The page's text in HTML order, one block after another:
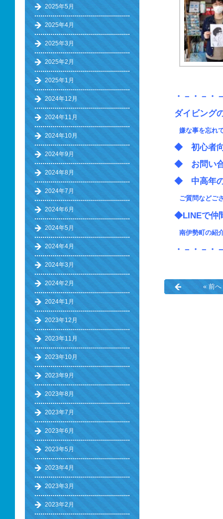
・－・－・
ダイビング
嫌な事を忘れ
◆ 初心
◆ お問い
◆ 中高
ご質問などご
◆LINEで
南伊勢町
・－・－・
« 前へ
2025年5月
2025年4月
2025年3月
2025年2月
2025年1月
2024年12月
2024年11月
2024年10月
2024年9月
2024年8月
2024年7月
2024年6月
2024年5月
2024年4月
2024年3月
2024年2月
2024年1月
2023年12月
2023年11月
2023年10月
2023年9月
2023年8月
2023年7月
2023年6月
2023年5月
2023年4月
2023年3月
2023年2月